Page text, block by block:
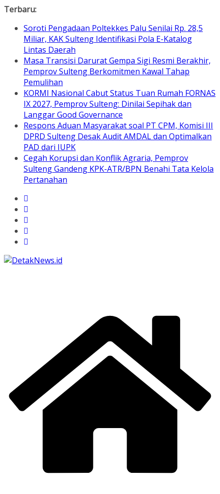
Skip
content
Terbaru:
Soroti Pengadaan Poltekkes Palu Senilai Rp. 28,5
Miliar, KAK Sulteng Identifikasi Pola E-Katalog
Lintas Daerah
Masa Transisi Darurat Gempa Sigi Resmi Berakhir,
Pemprov Sulteng Berkomitmen Kawal Tahap
Pemulihan
KORMI Nasional Cabut Status Tuan Rumah FORNAS
IX 2027, Pemprov Sulteng: Dinilai Sepihak dan
Langgar Good Governance
Respons Aduan Masyarakat soal PT CPM, Komisi III
DPRD Sulteng Desak Audit AMDAL dan Optimalkan
PAD dari IUPK
Cegah Korupsi dan Konflik Agraria, Pemprov
Sulteng Gandeng KPK-ATR/BPN Benahi Tata Kelola
Pertanahan